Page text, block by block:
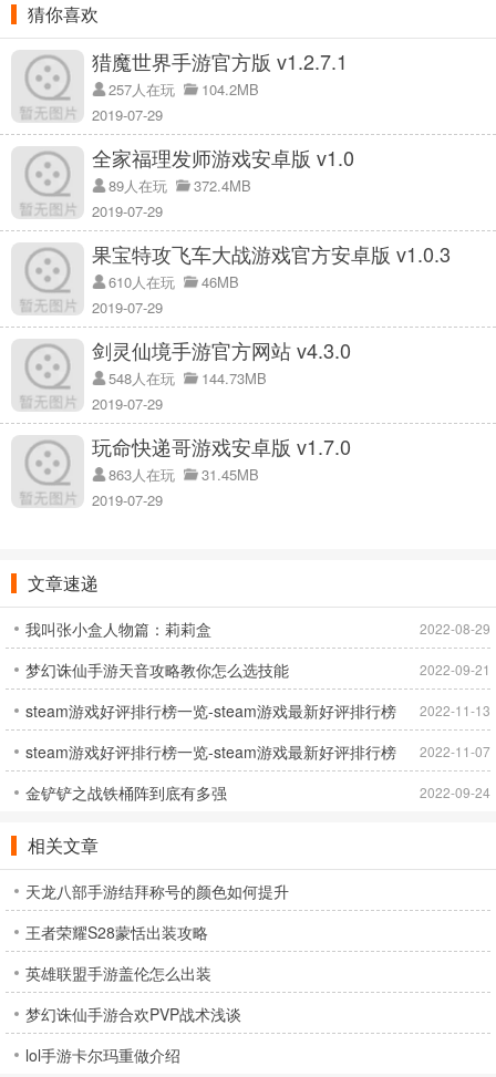
想当凶鬼，只能等官方拿出一个可选的身份了。
临场经验
很简单。人机配合，选择一个可以照顾队友的位置，他的炮台可以攻
你的门，你的炮台也要照顾他的门，然后发展。鬼基本活不过9级。其
实主要是想玩长期修炼，怕鬼死。
房间大小不一，从左边开始，第一排第二个最大。前期没什么好说
的，就是憋着32金。32之前不要买游戏机。如果有鬼来了，不要让他
刷。直接架设炮塔。一级鬼两个炮塔，二级鬼两个，二级鬼两个，三
级鬼三个。达不到32金的概率就是留不住。
游戏评估
之前有“合成西瓜”和“呼唤小龙”，刚火热开场，又一个全民流行游戏来
了。o姐，首先给大家带来康康玩家对这款游戏的善意评论:
是真的。我又爱又恨。我不知道把它放在哪里。
让我们稍微照顾一下没听说过这个游戏的朋友吧。先简单介绍一下这
款爆款游戏《幽灵宿舍》(又名《平躺养成》)，在Tik Tok已经播放了
6.1亿次。
幽灵宿舍是一款略带恐怖元素的塔防游戏。在游戏的开始界面，玩家
可以选择自己喜欢的角色开始对抗，点击自动匹配，游戏会自动分配
看名字和冥界BGM的开场，O姐真的没觉得是塔防游戏？
作为“沉睡者”，我们需要在游戏中选择一个房间，躺在床上积累金
币，升级门、床、堡垒等防御和攻击装置。通过积累的金币，从而避
免门外漂泊的“追梦人”的侵扰。
游戏中值得注意的是，当你躺在床上的时候，你居然可以看到你的其
他室友是如何与凶鬼绝交的！不过，吃瓜的话，不要太投入。赶紧用
躺着的发达金币加固自己的门和小床。毕竟接下来可能就轮到你了。
总的来说，这个游戏构图简单，基本都能玩。更吸引人的是恐怖题材
争分夺秒的布局。我们在玩的过程中都是专注紧张的，再加上凶鬼的
抓、挠、砸门等动作的物理攻击，这种恐怖感一下子就上来了！另
外，我们都住过宿舍。这种神经压迫的感觉来了吗？
《幽灵宿舍》能够流行，也是O姐觉得人有代入感的一个很重要的原
因。
但是，一个游戏一旦有了热度和流量，随之而来的自然也是争议。有
玩家认为这款游戏抄袭了魔兽争霸中的自定义地图。
o姐觉得这种批评是有道理的。你们觉得怎么样？
猜你喜欢
猎魔世界手游官方版 v1.2.7.1
257人在玩
104.2MB
2019-07-29
全家福理发师游戏安卓版 v1.0
89人在玩
372.4MB
2019-07-29
果宝特攻飞车大战游戏官方安卓版 v1.0.3
610人在玩
46MB
2019-07-29
剑灵仙境手游官方网站 v4.3.0
548人在玩
144.73MB
2019-07-29
玩命快递哥游戏安卓版 v1.7.0
863人在玩
31.45MB
2019-07-29
文章速递
我叫张小盒人物篇：莉莉盒 2022-08-29
梦幻诛仙手游天音攻略教你怎么选技能 2022-09-21
steam游戏好评排行榜一览-steam游戏最新好评排行榜
2022
2022-11-13
steam游戏好评排行榜一览-steam游戏最新好评排行榜
2022
2022-11-07
金铲铲之战铁桶阵到底有多强 2022-09-24
相关文章
天龙八部手游结拜称号的颜色如何提升
王者荣耀S28蒙恬出装攻略
英雄联盟手游盖伦怎么出装
梦幻诛仙手游合欢PVP战术浅谈
lol手游卡尔玛重做介绍